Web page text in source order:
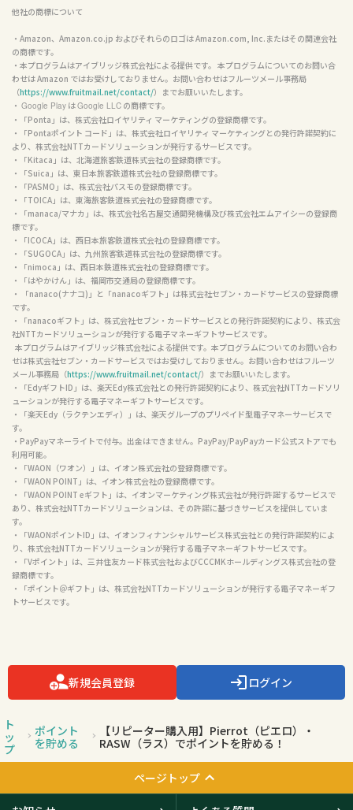
他社の商標について
・Amazon、Amazon.co.jp およびそれらのロゴは Amazon.com, Inc.またはその関連会社
の商標です。
・本プログラムはアイブリッジ株式会社による提供です。 本プログラムについてのお問い合
わせは Amazon ではお受けしておりません。お問い合わせはフルーツメール事務局
（https://www.fruitmail.net/contact/）までお願いいたします。
・ Google Play は Google LLC の商標です。
・「Ponta」は、株式会社ロイヤリティ マーケティングの登録商標です。
・「Pontaポイント コード」は、株式会社ロイヤリティ マーケティングとの発行許諾契約に
より、株式会社NTTカードソリューションが発行するサービスです。
・「Kitaca」は、北海道旅客鉄道株式会社の登録商標です。
・「Suica」は、東日本旅客鉄道株式会社の登録商標です。
・「PASMO」は、株式会社パスモの登録商標です。
・「TOICA」は、東海旅客鉄道株式会社の登録商標です。
・「manaca/マナカ」は、株式会社名古屋交通開発機構及び株式会社エムアイシーの登録商
標です。
・「ICOCA」は、西日本旅客鉄道株式会社の登録商標です。
・「SUGOCA」は、九州旅客鉄道株式会社の登録商標です。
・「nimoca」は、西日本鉄道株式会社の登録商標です。
・「はやかけん」は、福岡市交通局の登録商標です。
・ 「nanaco(ナナコ)」と「nanacoギフト」は株式会社セブン・カードサービスの登録商標
です。
・「nanacoギフト」は、株式会社セブン・カードサービスとの発行許諾契約により、株式会
社NTTカードソリューションが発行する電子マネーギフトサービスです。
せは株式会社セブン・カードサービスではお受けしておりません。お問い合わせはフルーツ
メール事務局（https://www.fruitmail.net/contact/）までお願いいたします。
・「EdyギフトID」は、楽天Edy株式会社との発行許諾契約により、株式会社NTTカードソリ
ューションが発行する電子マネーギフトサービスです。
・「楽天Edy（ラクテンエディ）」は、楽天グループのプリペイド型電子マネーサービスで
す。
・PayPayマネーライトで付与。出金はできません。PayPay/PayPayカード公式ストアでも
利用可能。
・「WAON（ワオン）」は、イオン株式会社の登録商標です。
・「WAON POINT」は、イオン株式会社の登録商標です。
・「WAON POINT eギフト」は、イオンマーケティング株式会社が発行許諾するサービスで
あり、株式会社NTTカードソリューションは、その許諾に基づきサービスを提供していま
す。
・「WAONポイントID」は、イオンフィナンシャルサービス株式会社との発行許諾契約によ
り、株式会社NTTカードソリューションが発行する電子マネーギフトサービスです。
・「Vポイント」は、三井住友カード株式会社およびCCCMKホールディングス株式会社の登
録商標です。
・「ポイント＠ギフト」は、株式会社NTTカードソリューションが発行する電子マネーギフ
トサービスです。
新規会員登録 ログイン
ト
ッ
プ
ポイント
を貯める
【リピーター購入用】Pierrot（ピエロ）・
RASW（ラス）でポイントを貯める！
ページトップ